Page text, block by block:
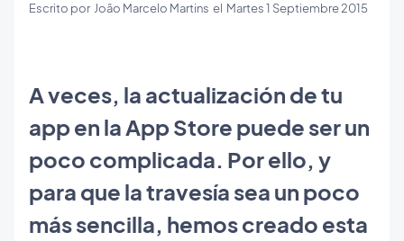
Escrito por João Marcelo Martins el Martes 1 Septiembre 2015
A veces, la actualización de tu
app en la App Store puede ser un
poco complicada. Por ello, y
para que la travesía sea un poco
más sencilla, hemos creado esta